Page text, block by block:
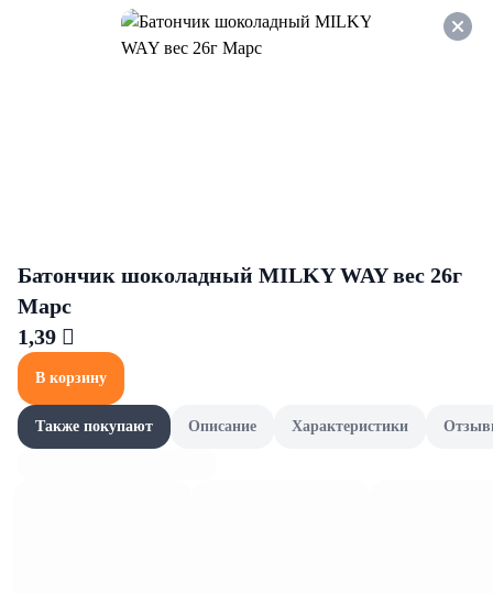
Оформляйте заказ НА
САМОВЫВОЗ и получайте
Батончик шоколадный MILKY WAY вес 26г
Марс
1,39 
В корзину
Также покупают Описание Характеристики